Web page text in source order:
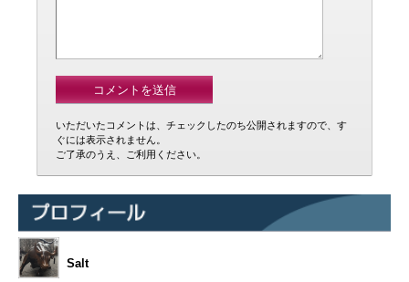
いただいたコメントは、チェックしたのち公開されますので、す
ぐには表示されません。
ご了承のうえ、ご利用ください。
Salt